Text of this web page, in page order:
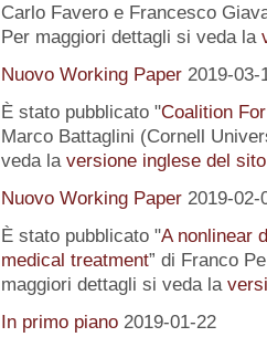
Carlo Favero e Francesco
Per maggiori dettagli si veda la
Nuovo Working Paper 2019-03-
È stato pubblicato "Coalition
Marco Battaglini (Cornell
veda la versione inglese del sito
Nuovo Working Paper 2019-02-
È stato pubblicato "A nonlinear
medical treatment” di Franco
maggiori dettagli si veda la
In primo piano 2019-01-22